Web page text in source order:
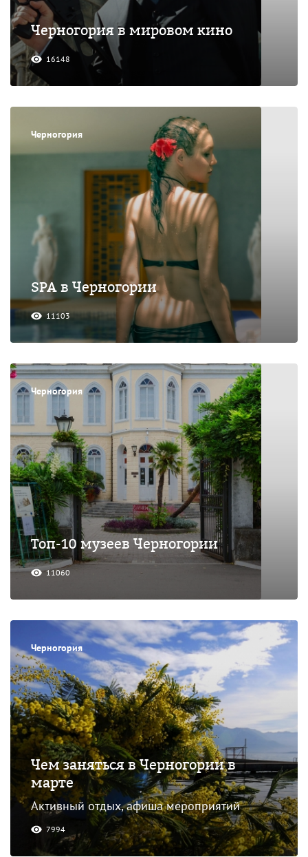
Черногория в мировом кино
16148
Черногория
SPA в Черногории
11103
Черногория
Топ-10 музеев Черногории
11060
Черногория
Чем заняться в Черногории в
марте
Активный отдых, афиша мероприятий
7994